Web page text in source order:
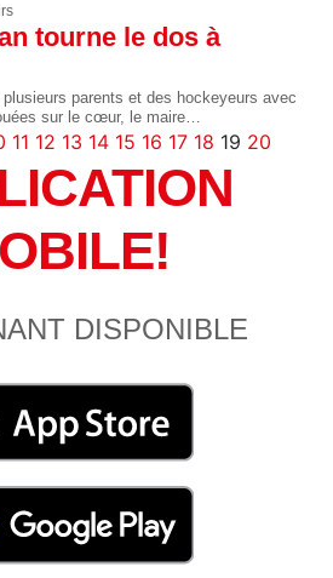
tourne le dos à
parents et des hockeyeurs avec
sur le cœur, le maire…
11 12 13 14 15 16 17 18 19 20
DISPONIBLE